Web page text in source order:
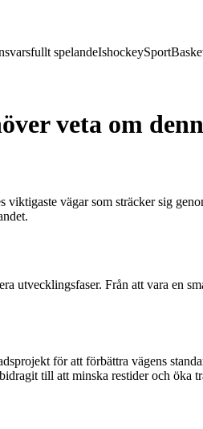
spelandeIshockeySport
veta om
vägar som sträcker sig
utvecklingsfaser. Från att vara en
för att förbättra vägens
till att minska restider och öka